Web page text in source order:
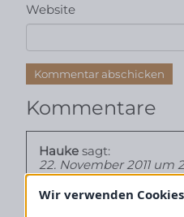
Website
Kommentare
Hauke sagt:
22. November 2011 um
Ich bin eben durch
Wir verwenden